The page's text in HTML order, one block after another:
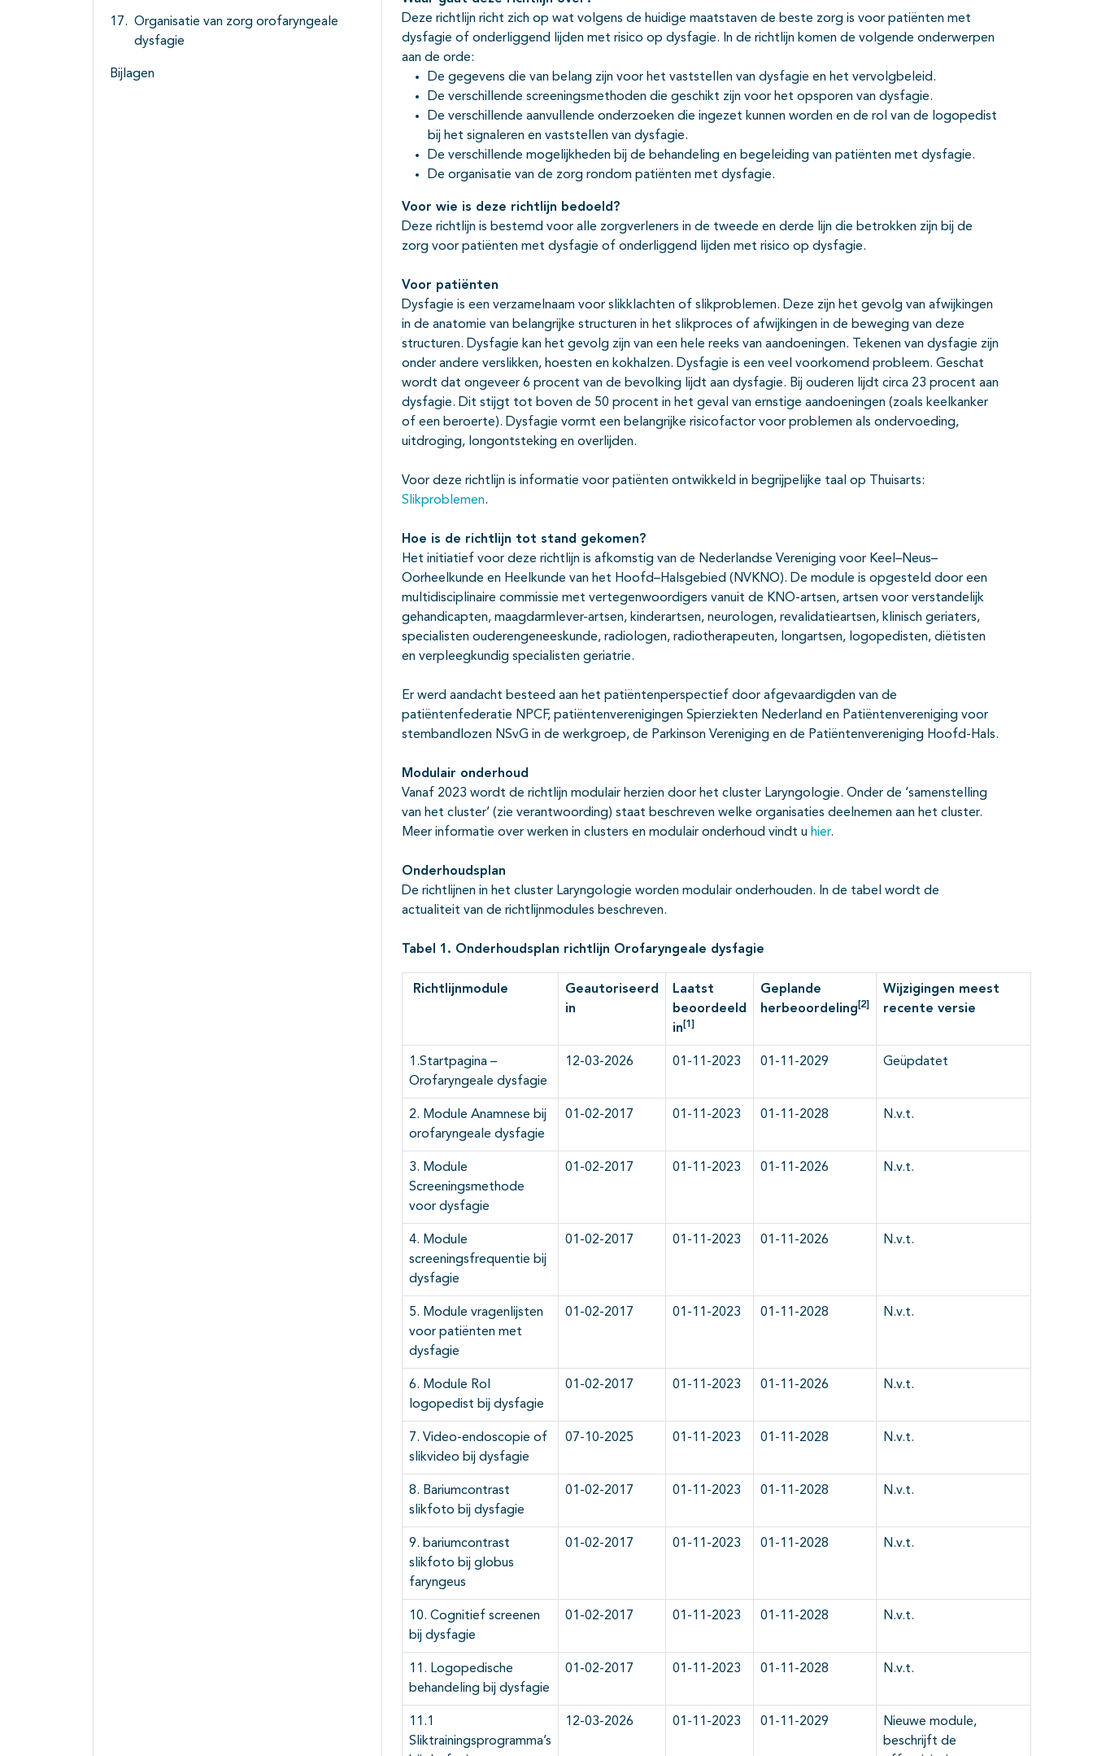
Organisatie van zorg orofaryngeale
dysfagie
Bijlagen
Deze richtlijn richt zich op wat volgens de huidige maatstaven de beste zorg is voor patiënten met
dysfagie of onderliggend lijden met risico op dysfagie. In de richtlijn komen de volgende onderwerpen
aan de orde:
De gegevens die van belang zijn voor het vaststellen van dysfagie en het vervolgbeleid.
De verschillende screeningsmethoden die geschikt zijn voor het opsporen van dysfagie.
De verschillende aanvullende onderzoeken die ingezet kunnen worden en de rol van de logopedist
bij het signaleren en vaststellen van dysfagie.
De verschillende mogelijkheden bij de behandeling en begeleiding van patiënten met dysfagie.
De organisatie van de zorg rondom patiënten met dysfagie.
Voor wie is deze richtlijn bedoeld?
Deze richtlijn is bestemd voor alle zorgverleners in de tweede en derde lijn die betrokken zijn bij de
zorg voor patiënten met dysfagie of onderliggend lijden met risico op dysfagie.
Voor patiënten
Dysfagie is een verzamelnaam voor slikklachten of slikproblemen. Deze zijn het gevolg van afwijkingen
in de anatomie van belangrijke structuren in het slikproces of afwijkingen in de beweging van deze
structuren. Dysfagie kan het gevolg zijn van een hele reeks van aandoeningen. Tekenen van dysfagie zijn
onder andere verslikken, hoesten en kokhalzen. Dysfagie is een veel voorkomend probleem. Geschat
wordt dat ongeveer 6 procent van de bevolking lijdt aan dysfagie. Bij ouderen lijdt circa 23 procent aan
dysfagie. Dit stijgt tot boven de 50 procent in het geval van ernstige aandoeningen (zoals keelkanker
of een beroerte). Dysfagie vormt een belangrijke risicofactor voor problemen als ondervoeding,
uitdroging, longontsteking en overlijden.
Voor deze richtlijn is informatie voor patiënten ontwikkeld in begrijpelijke taal op Thuisarts:
Slikproblemen.
Hoe is de richtlijn tot stand gekomen?
Het initiatief voor deze richtlijn is afkomstig van de Nederlandse Vereniging voor Keel–Neus–
Oorheelkunde en Heelkunde van het Hoofd–Halsgebied (NVKNO). De module is opgesteld door een
multidisciplinaire commissie met vertegenwoordigers vanuit de KNO-artsen, artsen voor verstandelijk
gehandicapten, maagdarmlever-artsen, kinderartsen, neurologen, revalidatieartsen, klinisch geriaters,
specialisten ouderengeneeskunde, radiologen, radiotherapeuten, longartsen, logopedisten, diëtisten
en verpleegkundig specialisten geriatrie.
Er werd aandacht besteed aan het patiëntenperspectief door afgevaardigden van de
patiëntenfederatie NPCF, patiëntenverenigingen Spierziekten Nederland en Patiëntenvereniging voor
stembandlozen NSvG in de werkgroep, de Parkinson Vereniging en de Patiëntenvereniging Hoofd-Hals.
Modulair onderhoud
Vanaf 2023 wordt de richtlijn modulair herzien door het cluster Laryngologie. Onder de ‘samenstelling
van het cluster’ (zie verantwoording) staat beschreven welke organisaties deelnemen aan het cluster.
Meer informatie over werken in clusters en modulair onderhoud vindt u hier.
Onderhoudsplan
De richtlijnen in het cluster Laryngologie worden modulair onderhouden. In de tabel wordt de
actualiteit van de richtlijnmodules beschreven.
Tabel 1. Onderhoudsplan richtlijn Orofaryngeale dysfagie
Richtlijnmodule
Geautoriseerd
in
Laatst
beoordeeld
in [1]
Geplande
herbeoordeling [2]
Wijzigingen meest
recente versie
1.Startpagina –
Orofaryngeale dysfagie
12-03-2026 01-11-2023 01-11-2029 Geüpdatet
2. Module Anamnese bij
orofaryngeale dysfagie
01-02-2017 01-11-2023 01-11-2028 N.v.t.
3. Module
Screeningsmethode
voor dysfagie
01-02-2017 01-11-2023 01-11-2026 N.v.t.
4. Module
screeningsfrequentie bij
dysfagie
01-02-2017 01-11-2023 01-11-2026 N.v.t.
5. Module vragenlijsten
voor patiënten met
dysfagie
01-02-2017 01-11-2023 01-11-2028 N.v.t.
6. Module Rol
logopedist bij dysfagie
01-02-2017 01-11-2023 01-11-2026 N.v.t.
7. Video-endoscopie of
slikvideo bij dysfagie
07-10-2025 01-11-2023 01-11-2028 N.v.t.
8. Bariumcontrast
slikfoto bij dysfagie
01-02-2017 01-11-2023 01-11-2028 N.v.t.
9. bariumcontrast
slikfoto bij globus
faryngeus
01-02-2017 01-11-2023 01-11-2028 N.v.t.
10. Cognitief screenen
bij dysfagie
01-02-2017 01-11-2023 01-11-2028 N.v.t.
11. Logopedische
behandeling bij dysfagie
01-02-2017 01-11-2023 01-11-2028 N.v.t.
11.1
Sliktrainingsprogramma’s
12-03-2026 01-11-2023 01-11-2029
Nieuwe module,
beschrijft de